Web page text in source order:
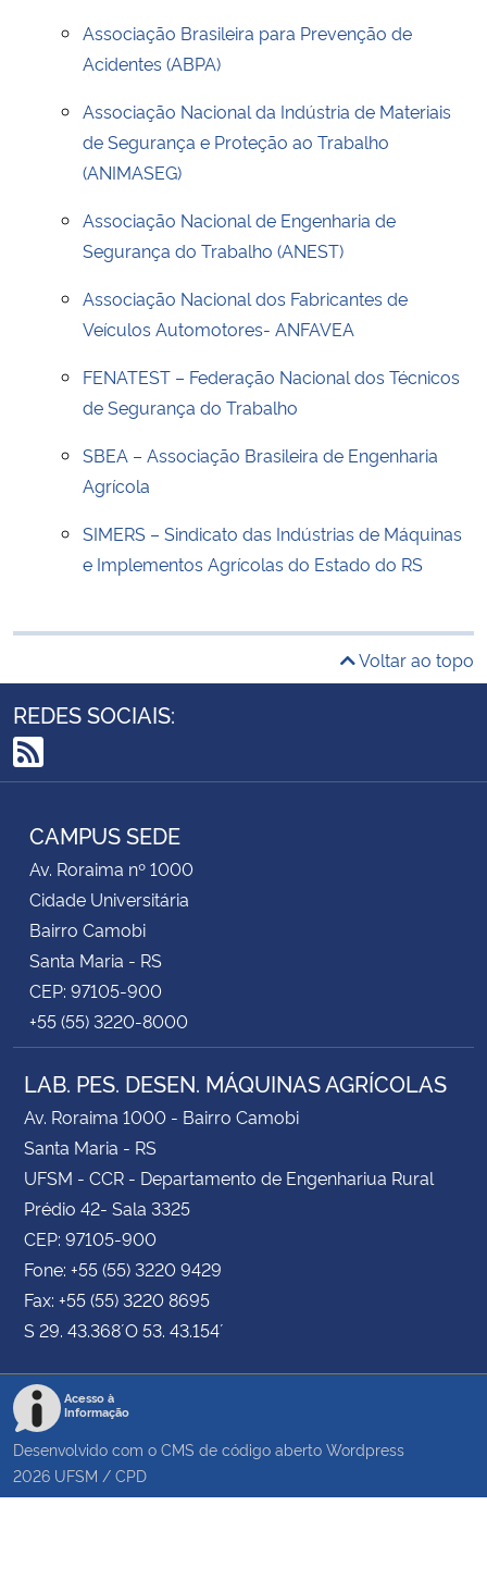
Associação Brasileira para Prevenção de
Acidentes (ABPA)
Associação Nacional da Indústria de Materiais
de Segurança e Proteção ao Trabalho
(ANIMASEG)
Associação Nacional de Engenharia de
Segurança do Trabalho (ANEST)
Associação Nacional dos Fabricantes de
Veículos Automotores- ANFAVEA
FENATEST – Federação Nacional dos Técnicos
de Segurança do Trabalho
SBEA – Associação Brasileira de Engenharia
Agrícola
SIMERS – Sindicato das Indústrias de Máquinas
e Implementos Agrícolas do Estado do RS
Voltar ao topo
REDES SOCIAIS:
RSS
CAMPUS SEDE
Av. Roraima nº 1000
Cidade Universitária
Bairro Camobi
Santa Maria - RS
CEP: 97105-900
+55 (55) 3220-8000
LAB. PES. DESEN. MÁQUINAS AGRÍCOLAS
Av. Roraima 1000 - Bairro Camobi
Santa Maria - RS
UFSM - CCR - Departamento de Engenhariua Rural
Prédio 42- Sala 3325
CEP: 97105-900
Fone: +55 (55) 3220 9429
Fax: +55 (55) 3220 8695
S 29. 43.368´ O 53. 43.154´
Acesso à
Informação
Desenvolvido com o CMS de código aberto Wordpress
2026 UFSM / CPD